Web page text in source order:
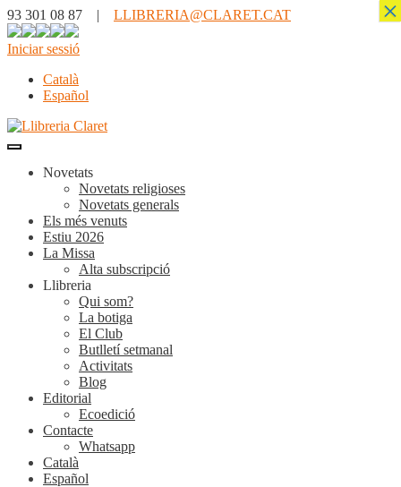
93 301 08 87 | LLIBRERIA@CLARET.CAT
Iniciar sessió
Català
Español
Novetats
Novetats religioses
Novetats generals
Els més venuts
Estiu 2026
La Missa
Alta subscripció
Llibreria
Qui som?
La botiga
El Club
Butlletí setmanal
Activitats
Blog
Editorial
Ecoedició
Contacte
Whatsapp
Català
Español
×